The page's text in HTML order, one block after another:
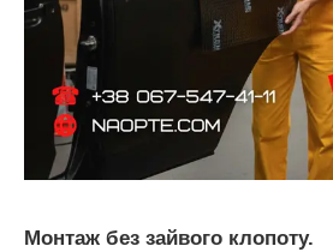
Монтаж без зайвого клопоту.